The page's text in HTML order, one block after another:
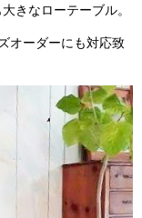
きなローテーブル。
オーダーにも対応致